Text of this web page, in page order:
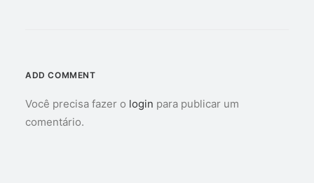
ADD COMMENT
Você precisa fazer o login para publicar um
comentário.